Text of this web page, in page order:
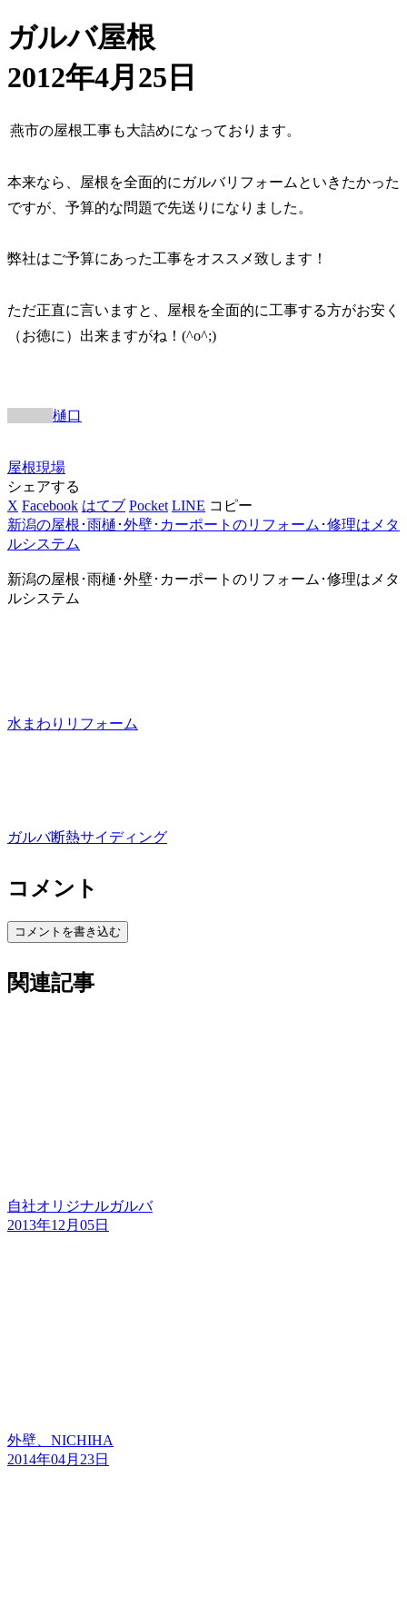
ガルバ屋根
2012年4月25日
燕市の屋根工事も大詰めになっております。
本来なら、屋根を全面的にガルバリフォームといきたかった
ですが、予算的な問題で先送りになりました。
弊社はご予算にあった工事をオススメ致します！
ただ正直に言いますと、屋根を全面的に工事する方がお安く
（お徳に）出来ますがね！(^o^;)
樋口
屋根現場
シェアする
X Facebook はてブ Pocket LINE コピー
新潟の屋根･雨樋･外壁･カーポートのリフォーム･修理はメタ
ルシステム
新潟の屋根･雨樋･外壁･カーポートのリフォーム･修理はメタ
ルシステム
水まわりリフォーム
ガルバ断熱サイディング
コメント
コメントを書き込む
関連記事
自社オリジナルガルバ
2013年12月05日
外壁、NICHIHA
2014年04月23日